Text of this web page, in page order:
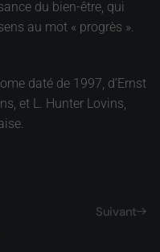
du bien-être, qui
au mot « progrès ».
daté de 1997, d’Ernst
et L. Hunter Lovins,
Suivant